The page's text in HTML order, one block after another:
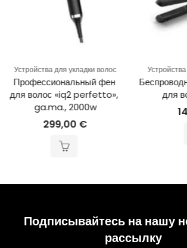
Устройства для укладки волос
Беспроводной выпрямитель
для волос «cera»
149,00€
для
Подписывайтесь на нашу
рассылку